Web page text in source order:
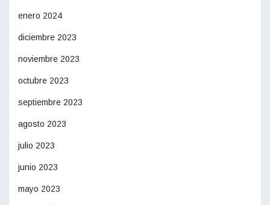
enero 2024
diciembre 2023
noviembre 2023
octubre 2023
septiembre 2023
agosto 2023
julio 2023
junio 2023
mayo 2023